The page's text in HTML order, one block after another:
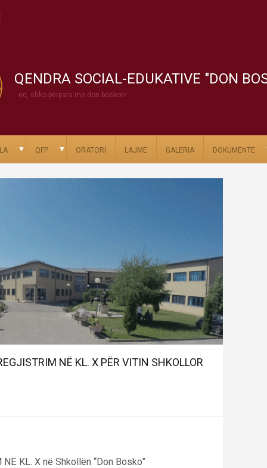
QENDRA SOCIAL-EDUKATIVE "DON
ec, shko përpara me don boskon!
▼ QFP ▼ ORATORI LAJME GALERIA DOKUMENTE
NË KL. X PËR VITIN SHKOLLOR
KL. X në Shkollën “Don Bosko”